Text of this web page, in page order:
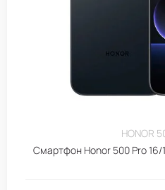
HONOR
Смартфон Honor 500 Pro